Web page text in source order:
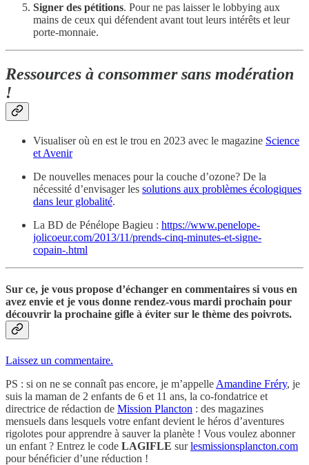
Signer des pétitions. Pour ne pas laisser le lobbying aux
mains de ceux qui défendent avant tout leurs intérêts et leur
porte-monnaie.
Ressources à consommer sans modération
!
Visualiser où en est le trou en 2023 avec le magazine Science
et Avenir
De nouvelles menaces pour la couche d’ozone? De la
nécessité d’envisager les solutions aux problèmes écologiques
dans leur globalité.
La BD de Pénélope Bagieu : https://www.penelope-
jolicoeur.com/2013/11/prends-cinq-minutes-et-signe-
copain-.html
Sur ce, je vous propose d’échanger en commentaires si vous en
avez envie et je vous donne rendez-vous mardi prochain pour
découvrir la prochaine gifle à éviter sur le thème des poivrots.
Laissez un commentaire.
PS : si on ne se connaît pas encore, je m’appelle Amandine Fréry, je
suis la maman de 2 enfants de 6 et 11 ans, la co-fondatrice et
directrice de rédaction de Mission Plancton : des magazines
mensuels dans lesquels votre enfant devient le héros d’aventures
rigolotes pour apprendre à sauver la planète ! Vous voulez abonner
un enfant ? Entrez le code LAGIFLE surlesmissionsplancton.com
pour bénéficier d’une réduction !